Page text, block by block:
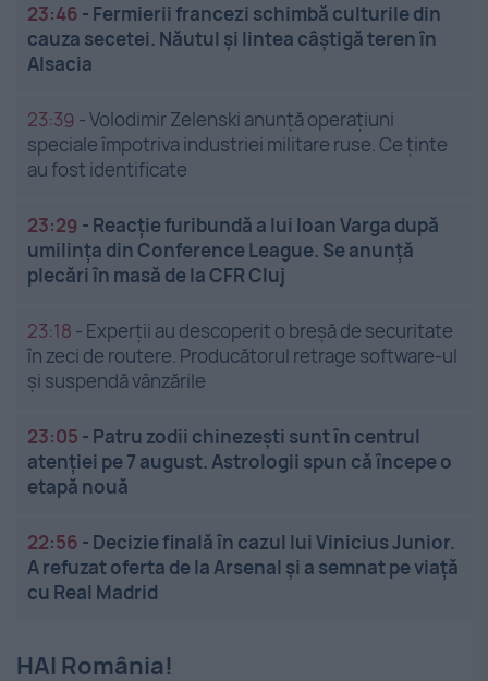
23:46 - Fermierii francezi schimbă culturile din
cauza secetei. Năutul și lintea câștigă teren în
Alsacia
23:39 -Volodimir Zelenski anunță operațiuni
speciale împotriva industriei militare ruse. Ce ținte
au fost identificate
23:29 - Reacție furibundă a lui Ioan Varga după
umilința din Conference League. Se anunță
plecări în masă de la CFR Cluj
23:18 - Experții au descoperit o breșă de securitate
în zeci de routere. Producătorul retrage software-ul
și suspendă vânzările
23:05 - Patru zodii chinezești sunt în centrul
atenției pe 7 august. Astrologii spun că începe o
etapă nouă
22:56 - Decizie finală în cazul lui Vinicius Junior.
A refuzat oferta de la Arsenal și a semnat pe viață
cu Real Madrid
HAI România!